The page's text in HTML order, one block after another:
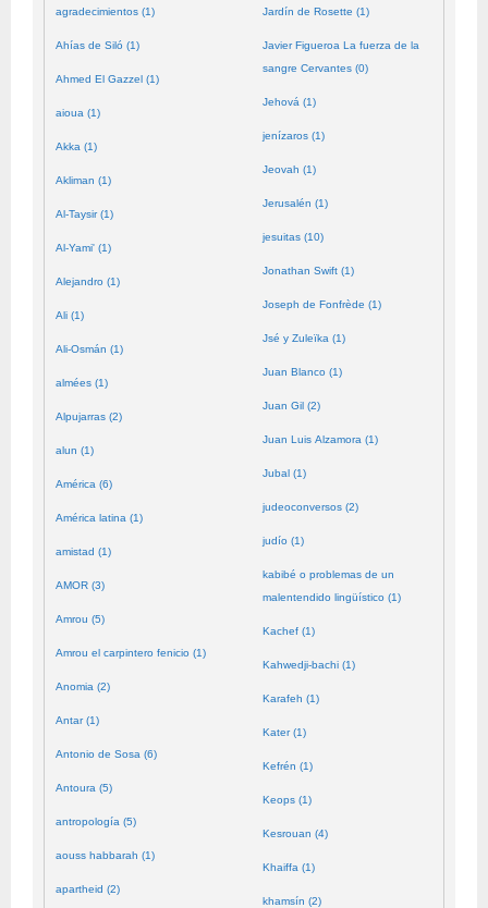
agradecimientos (1)
Ahías de Siló (1)
Ahmed El Gazzel (1)
aioua (1)
Akka (1)
Akliman (1)
Al-Taysir (1)
Al-Yami' (1)
Alejandro (1)
Ali (1)
Ali-Osmán (1)
almées (1)
Alpujarras (2)
alun (1)
América (6)
América latina (1)
amistad (1)
AMOR (3)
Amrou (5)
Amrou el carpintero fenicio (1)
Anomia (2)
Antar (1)
Antonio de Sosa (6)
Antoura (5)
antropología (5)
aouss habbarah (1)
apartheid (2)
Jardín de Rosette (1)
Javier Figueroa La fuerza de la
sangre Cervantes (0)
Jehová (1)
jenízaros (1)
Jeovah (1)
Jerusalén (1)
jesuitas (10)
Jonathan Swift (1)
Joseph de Fonfrède (1)
Jsé y Zuleïka (1)
Juan Blanco (1)
Juan Gil (2)
Juan Luis Alzamora (1)
Jubal (1)
judeoconversos (2)
judío (1)
kabibé o problemas de un
malentendido lingüístico (1)
Kachef (1)
Kahwedji-bachi (1)
Karafeh (1)
Kater (1)
Kefrén (1)
Keops (1)
Kesrouan (4)
Khaiffa (1)
khamsín (2)